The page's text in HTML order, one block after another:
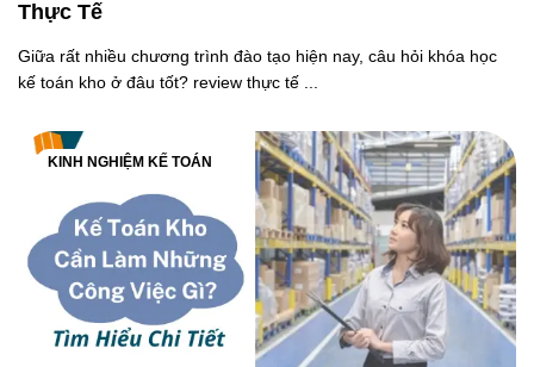
Thực Tế
Giữa rất nhiều chương trình đào tạo hiện nay, câu hỏi khóa học
kế toán kho ở đâu tốt? review thực tế ...
KINH NGHIỆM KẾ TOÁN